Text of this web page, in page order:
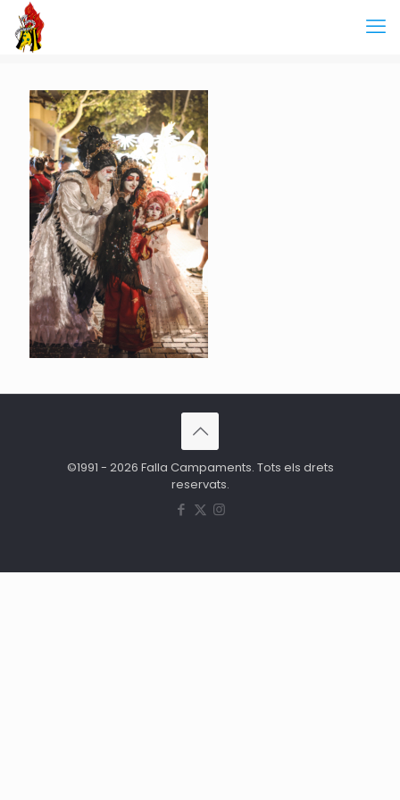
©1991 - 2026 Falla Campaments. Tots els drets
reservats.